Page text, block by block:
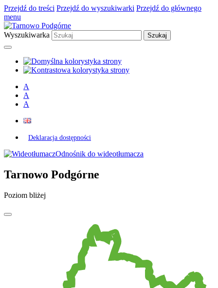
Przejdź do treści Przejdź do wyszukiwarki Przejdź do głównego
menu
Wyszukiwarka
A
A
A
Deklaracja dostępności
Odnośnik do wideotłumacza
Tarnowo Podgórne
Poziom bliżej